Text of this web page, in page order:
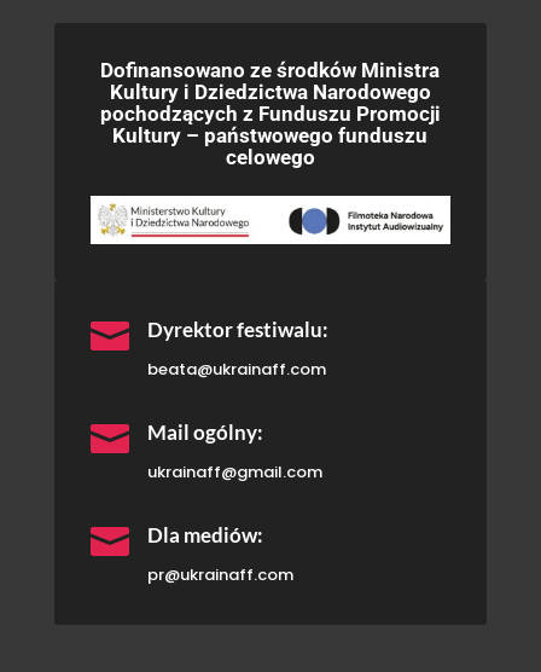
Dofinansowano ze środków Ministra
Kultury i Dziedzictwa Narodowego
pochodzących z Funduszu Promocji
Kultury – państwowego funduszu
celowego
 Dyrektor festiwalu:
beata@ukrainaff.com
 Mail ogólny:
ukrainaff@gmail.com
 Dla mediów:
pr@ukrainaff.com